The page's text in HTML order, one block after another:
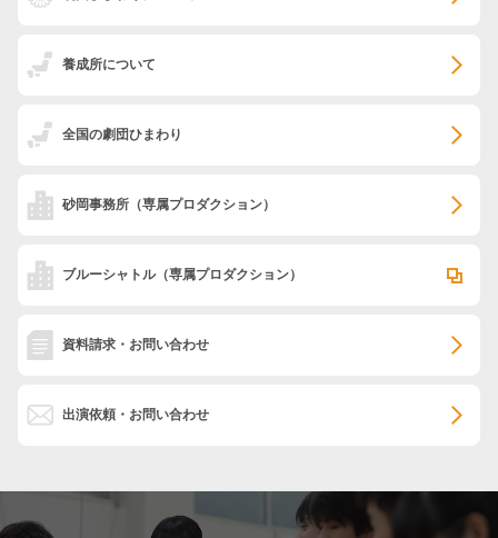
養成所について
全国の劇団ひまわり
砂岡事務所 （専属プロダクション）
ブルーシャトル（専属プロダクション）
資料請求・お問い合わせ
出演依頼・お問い合わせ